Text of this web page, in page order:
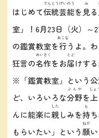
はじめて伝統芸能
でんとうげいのう
を見
み
る
室」！6月23日（火）～
の鑑賞教室を行
おこな
うよ。
狂言の名作
めいさく
をお届
とど
けする
※「鑑賞教室」という公
ど、いろいろな分野
ぶんや
を
じょ
んに能楽に親
した
しみを持
も
もらいたい」という願
ねが